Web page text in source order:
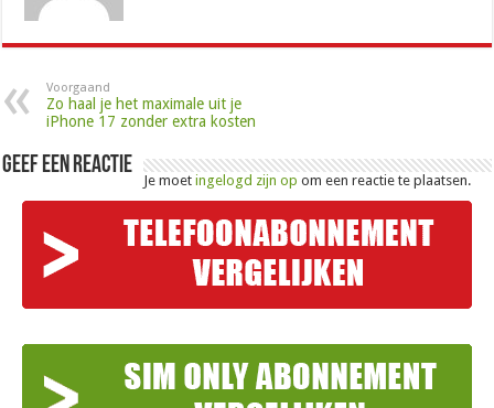
Voorgaand
Zo haal je het maximale uit je
iPhone 17 zonder extra kosten
Geef een reactie
Je moetingelogd zijn op om een reactie te plaatsen.